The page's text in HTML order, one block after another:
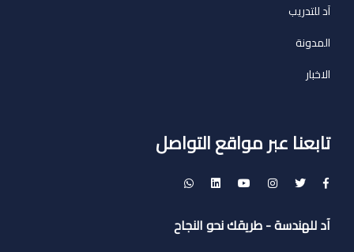
آد للتدريب
المدونة
الاخبار
تابعنا عبر مواقع التواصل
آد للهندسة - طريقك نحو النجاح